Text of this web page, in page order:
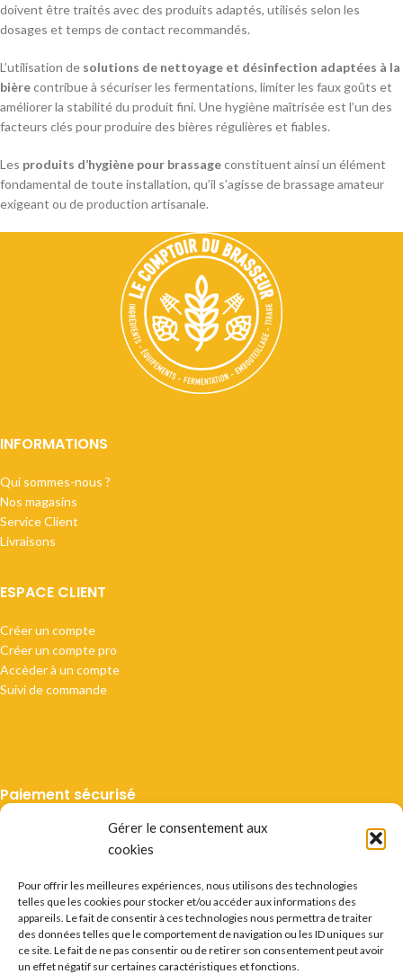
Gérer le consentement aux
cookies
Pour offrir les meilleures expériences, nous utilisons des technologies
telles que les cookies pour stocker et/ou accéder aux informations des
appareils. Le fait de consentir à ces technologies nous permettra de traiter
des données telles que le comportement de navigation ou les ID uniques sur
ce site. Le fait de ne pas consentir ou de retirer son consentement peut avoir
un effet négatif sur certaines caractéristiques et fonctions.
doivent être traités avec des produits adaptés, utilisés selon les
dosages et temps de contact recommandés.
L’utilisation de solutions de nettoyage et désinfection adaptées à la
bièrecontribue à sécuriser les fermentations, limiter les faux goûts et
améliorer la stabilité du produit fini. Une hygiène maîtrisée est l’un des
facteurs clés pour produire des bières régulières et fiables.
Les produits d’hygiène pour brassageconstituent ainsi un élément
fondamental de toute installation, qu’il s’agisse de brassage amateur
exigeant ou de production artisanale.
INFORMATIONS
Qui sommes-nous ?
Nos magasins
Service Client
Livraisons
ESPACE CLIENT
Créer un compte
Créer un compte pro
Accèder à un compte
Suivi de commande
Paiement sécurisé
Livraison suivie